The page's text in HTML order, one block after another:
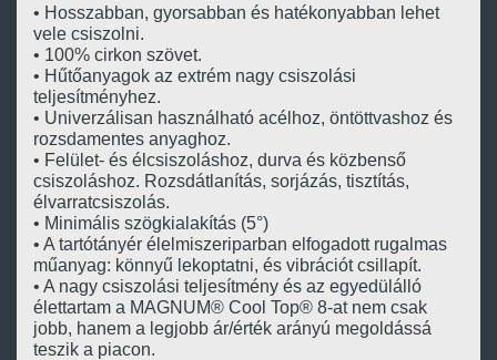
• Hosszabban, gyorsabban és hatékonyabban lehet
vele csiszolni.
• 100% cirkon szövet.
• Hűtőanyagok az extrém nagy csiszolási
teljesítményhez.
• Univerzálisan használható acélhoz, öntöttvashoz és
rozsdamentes anyaghoz.
• Felület- és élcsiszoláshoz, durva és közbenső
csiszoláshoz. Rozsdátlanítás, sorjázás, tisztítás,
élvarratcsiszolás.
• Minimális szögkialakítás (5°)
• A tartótányér élelmiszeriparban elfogadott rugalmas
műanyag: könnyű lekoptatni, és vibrációt csillapít.
• A nagy csiszolási teljesítmény és az egyedülálló
élettartam a MAGNUM® Cool Top® 8-at nem csak
jobb, hanem a legjobb ár/érték arányú megoldássá
teszik a piacon.